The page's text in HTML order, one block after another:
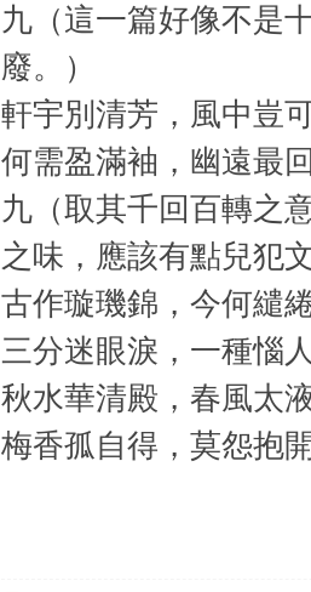
九（這一篇好像不是
廢。）
軒宇別清芳，風中豈
何需盈滿袖，幽遠最
九（取其千回百轉之
之味，應該有點兒犯
古作璇璣錦，今何繾
三分迷眼淚，一種惱
秋水華清殿，春風太
梅香孤自得，莫怨抱